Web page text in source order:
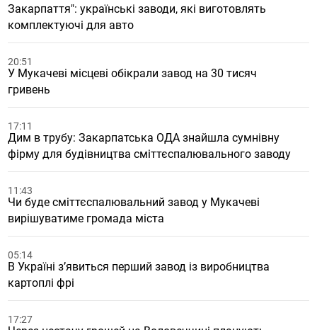
Закарпаття": українські заводи, які виготовлять
комплектуючі для авто
20:51
У Мукачеві місцеві обікрали завод на 30 тисяч
гривень
17:11
Дим в трубу: Закарпатська ОДА знайшла сумнівну
фірму для будівництва сміттєспалювального заводу
11:43
Чи буде сміттєспалювальний завод у Мукачеві
вирішуватиме громада міста
05:14
В Україні з’явиться перший завод із виробництва
картоплі фрі
17:27